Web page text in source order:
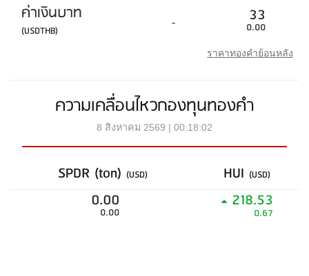
ค่าเงินบาท
(USDTHB) - 33
0.00
ราคาทองคำย้อนหลัง
ความเคลื่อนไหวกองทุนทองคำ
8 สิงหาคม 2569 | 00:18:02
SPDR (ton) (USD) HUI (USD)
0.00
0.00
218.53
0.67